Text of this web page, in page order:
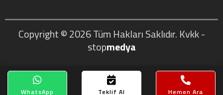
Copyright © 2026Tüm Hakları Saklıdır. Kvkk-
stopmedya
WhatsApp Teklif Al Hemen Ara